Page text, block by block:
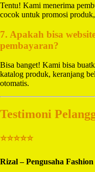
Tentu! Kami menerima
cocok untuk promosi
7. Apakah bisa
pembayaran?
Bisa banget! Kami bisa
katalog produk, keranjang
otomatis.
Testimoni
⭐⭐⭐⭐⭐
Rizal – Pengusaha